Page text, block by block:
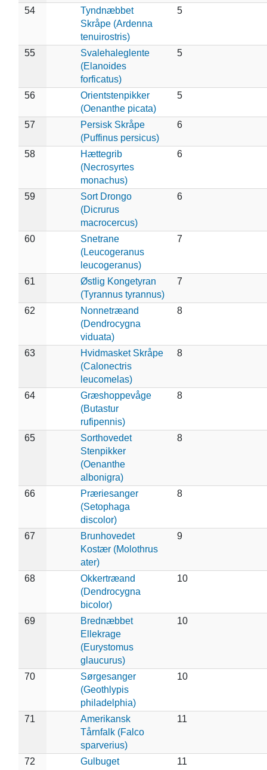
54
Tyndnæbbet
Skråpe (Ardenna
tenuirostris)
5
55
Svalehaleglente
(Elanoides
forficatus)
5
56
Orientstenpikker
(Oenanthe picata)
5
57
Persisk Skråpe
(Puffinus persicus)
6
58
Hættegrib
(Necrosyrtes
monachus)
6
59
Sort Drongo
(Dicrurus
macrocercus)
6
60
Snetrane
(Leucogeranus
leucogeranus)
7
61
Østlig Kongetyran
(Tyrannus tyrannus)
7
62
Nonnetræand
(Dendrocygna
viduata)
8
63
Hvidmasket Skråpe
(Calonectris
leucomelas)
8
64
Græshoppevåge
(Butastur
rufipennis)
8
65
Sorthovedet
Stenpikker
(Oenanthe
albonigra)
8
66
Præriesanger
(Setophaga
discolor)
8
67
Brunhovedet
Kostær (Molothrus
ater)
9
68
Okkertræand
(Dendrocygna
bicolor)
10
69
Brednæbbet
Ellekrage
(Eurystomus
glaucurus)
10
70
Sørgesanger
(Geothlypis
philadelphia)
10
71
Amerikansk
Tårnfalk (Falco
sparverius)
11
72
Gulbuget
11